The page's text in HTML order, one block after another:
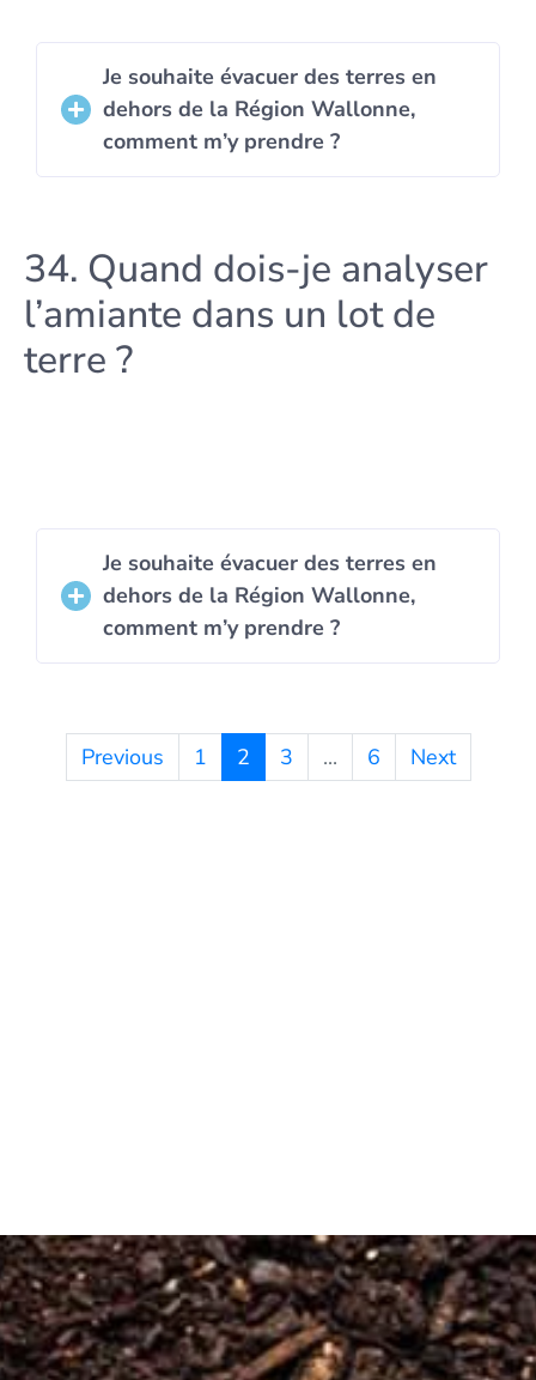
Je souhaite évacuer des terres en
dehors de la Région Wallonne,
comment m’y prendre ?
34. Quand dois-je analyser
l’amiante dans un lot de
terre ?
Je souhaite évacuer des terres en
dehors de la Région Wallonne,
comment m’y prendre ?
Previous 1 2 3 ... 6 Next